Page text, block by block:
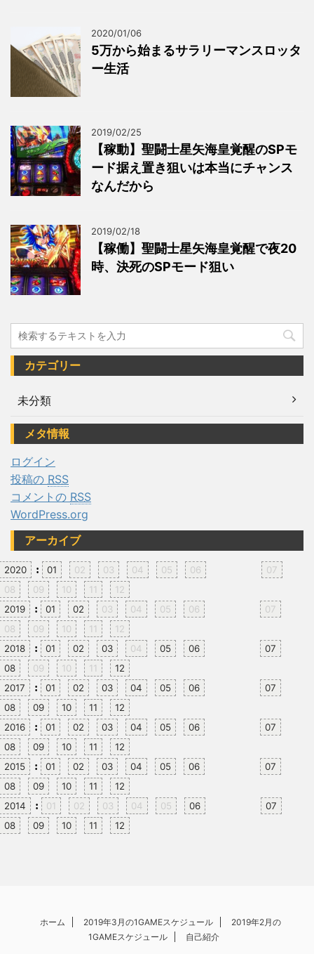
2020/01/06
5万から始まるサラリーマンスロッタ
ー生活
2019/02/25
【稼動】聖闘士星矢海皇覚醒のSPモ
ード据え置き狙いは本当にチャンス
なんだから
2019/02/18
【稼働】聖闘士星矢海皇覚醒で夜20
時、決死のSPモード狙い
カテゴリー
未分類
メタ情報
ログイン
投稿の RSS
コメントの RSS
WordPress.org
アーカイブ
2020 : 01 02 03 04 05 06
07
08
09 10 11
12
2019
: 01 02 03 04 05 06
07
08
09 10 11
12
2018
: 01 02 03 04 05 06
07
08
09 10 11
12
2017
: 01 02 03 04 05 06
07
08
09 10 11
12
2016
: 01 02 03 04 05 06
07
08
09 10 11
12
2015
: 01 02 03 04 05 06
07
08
09 10 11
12
2014
: 01 02 03 04 05 06
07
08
09 10 11 12
ホーム 2019年3月の1GAMEスケジュール
2019年2月の
1GAMEスケジュール
自己紹介